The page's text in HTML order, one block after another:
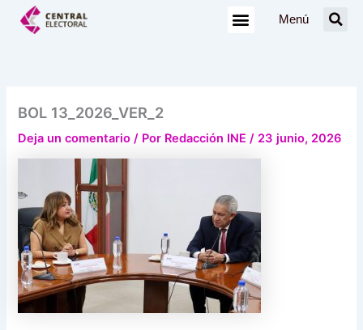
Menú
BOL 13_2026_VER_2
Deja un comentario / Por Redacción INE/ 23 junio, 2026